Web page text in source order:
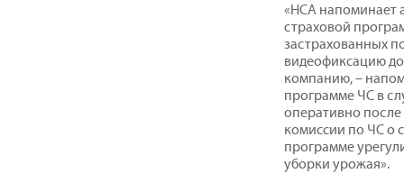
«НСА напоминает
страховой
застрахованных
видеофиксацию
компанию, –
программе ЧС в
оперативно
комиссии по ЧС о
программе
уборки урожая».